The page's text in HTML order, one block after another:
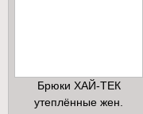
Брюки ХАЙ-ТЕК
утеплённые жен.